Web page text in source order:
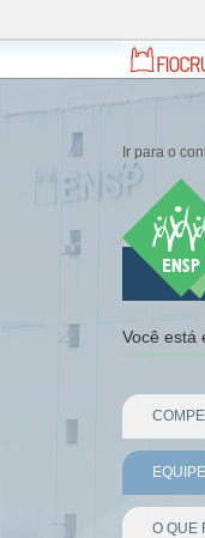
Fiocruz
Ir para o
Você está
EQUIPE
O QUE